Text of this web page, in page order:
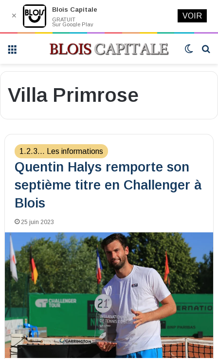
Switch
Villa Primrose
1.2.3... Les informations
Quentin Halys remporte son
septième titre en Challenger à
Blois
25 juin 2023
✕
Blois Capitale
GRATUIT
Sur Google Play
VOIR